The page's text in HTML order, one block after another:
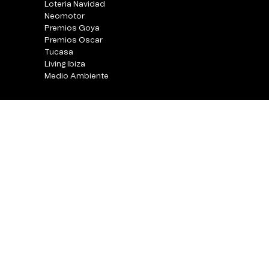
Loteria Navidad
Neomotor
Premios Goya
Premios Oscar
Tucasa
Living Ibiza
Medio Ambiente